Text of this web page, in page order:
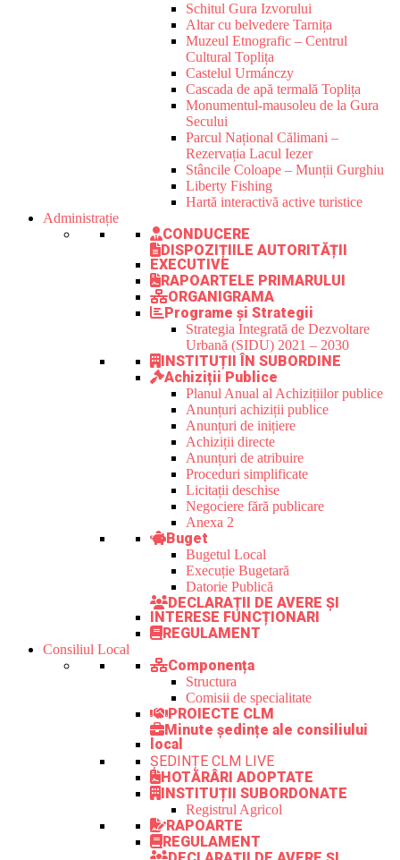
Schitul Gura Izvorului
Altar cu belvedere Tarnița
Muzeul Etnografic – Centrul
Cultural Toplița
Castelul Urmánczy
Cascada de apă termală Toplița
Monumentul-mausoleu de la Gura
Secului
Parcul Național Călimani –
Rezervația Lacul Iezer
Stâncile Coloape – Munții Gurghiu
Liberty Fishing
Hartă interactivă active turistice
Administrație
CONDUCERE
DISPOZIȚIILE AUTORITĂȚII
EXECUTIVE
RAPOARTELE PRIMARULUI
ORGANIGRAMA
Programe și Strategii
Strategia Integrată de Dezvoltare
Urbană (SIDU) 2021 – 2030
INSTITUȚII ÎN SUBORDINE
Achiziții Publice
Planul Anual al Achizițiilor publice
Anunțuri achiziții publice
Anunțuri de inițiere
Achiziții directe
Anunțuri de atribuire
Proceduri simplificate
Licitații deschise
Negociere fără publicare
Anexa 2
Buget
Bugetul Local
Execuție Bugetară
Datorie Publică
DECLARAȚII DE AVERE ȘI
INTERESE FUNCȚIONARI
REGULAMENT
Consiliul Local
Componența
Structura
Comisii de specialitate
PROIECTE CLM
Minute ședințe ale consiliului
local
ȘEDINȚE CLM LIVE
HOTĂRÂRI ADOPTATE
INSTITUȚII SUBORDONATE
Registrul Agricol
RAPOARTE
REGULAMENT